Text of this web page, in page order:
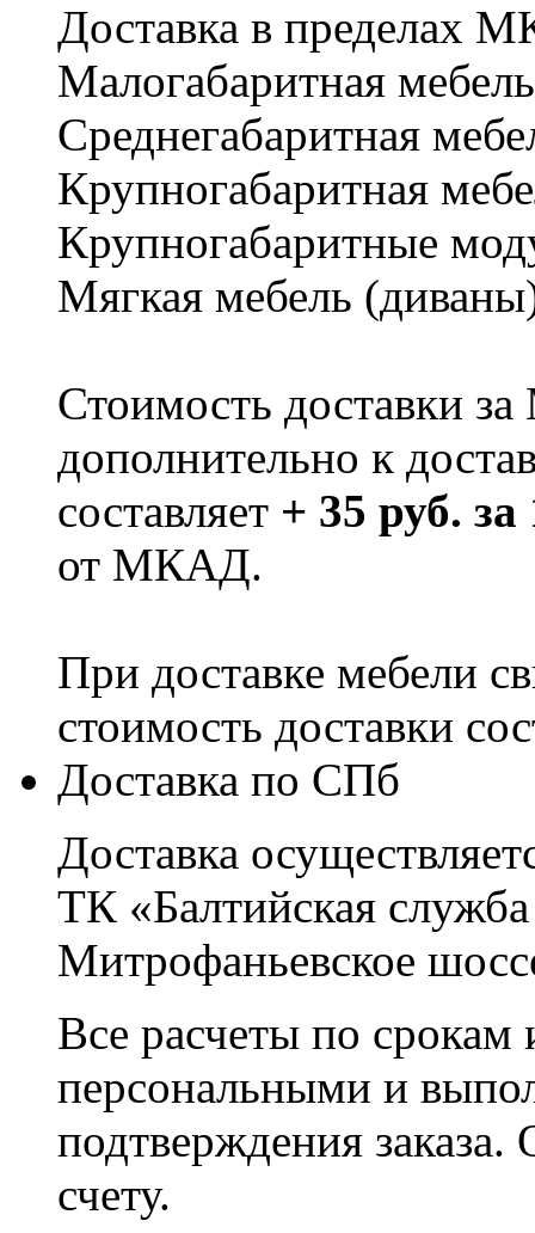
Доставка в пределах
Малогабаритная
Cреднегабаритная
Крупногабаритная
Крупногабаритные
Мягкая мебель
Стоимость доставки
дополнительно к
составляет + 35 руб.
от МКАД.
При доставке мебели
стоимость доставки
Доставка по СПб
Доставка
ТК «Балтийская
Митрофаньевское
Все расчеты по срокам
персональными и
подтверждения заказа.
счету.